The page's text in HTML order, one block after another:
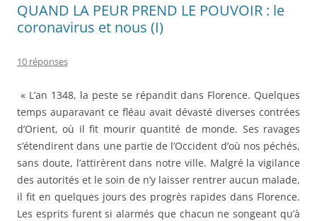
QUAND LA PEUR PREND LE POUVOIR : le
coronavirus et nous (I)
10 réponses
« L’an 1348, la peste se répandit dans Florence. Quelques
temps auparavant ce fléau avait dévasté diverses contrées
d’Orient, où il fit mourir quantité de monde. Ses ravages
s’étendirent dans une partie de l’Occident d’où nos péchés,
sans doute, l’attirèrent dans notre ville. Malgré la vigilance
des autorités et le soin de n’y laisser rentrer aucun malade,
il fit en quelques jours des progrès rapides dans Florence.
Les esprits furent si alarmés que chacun ne songeant qu’à